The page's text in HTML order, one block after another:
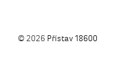
© 2026 Přístav 18600